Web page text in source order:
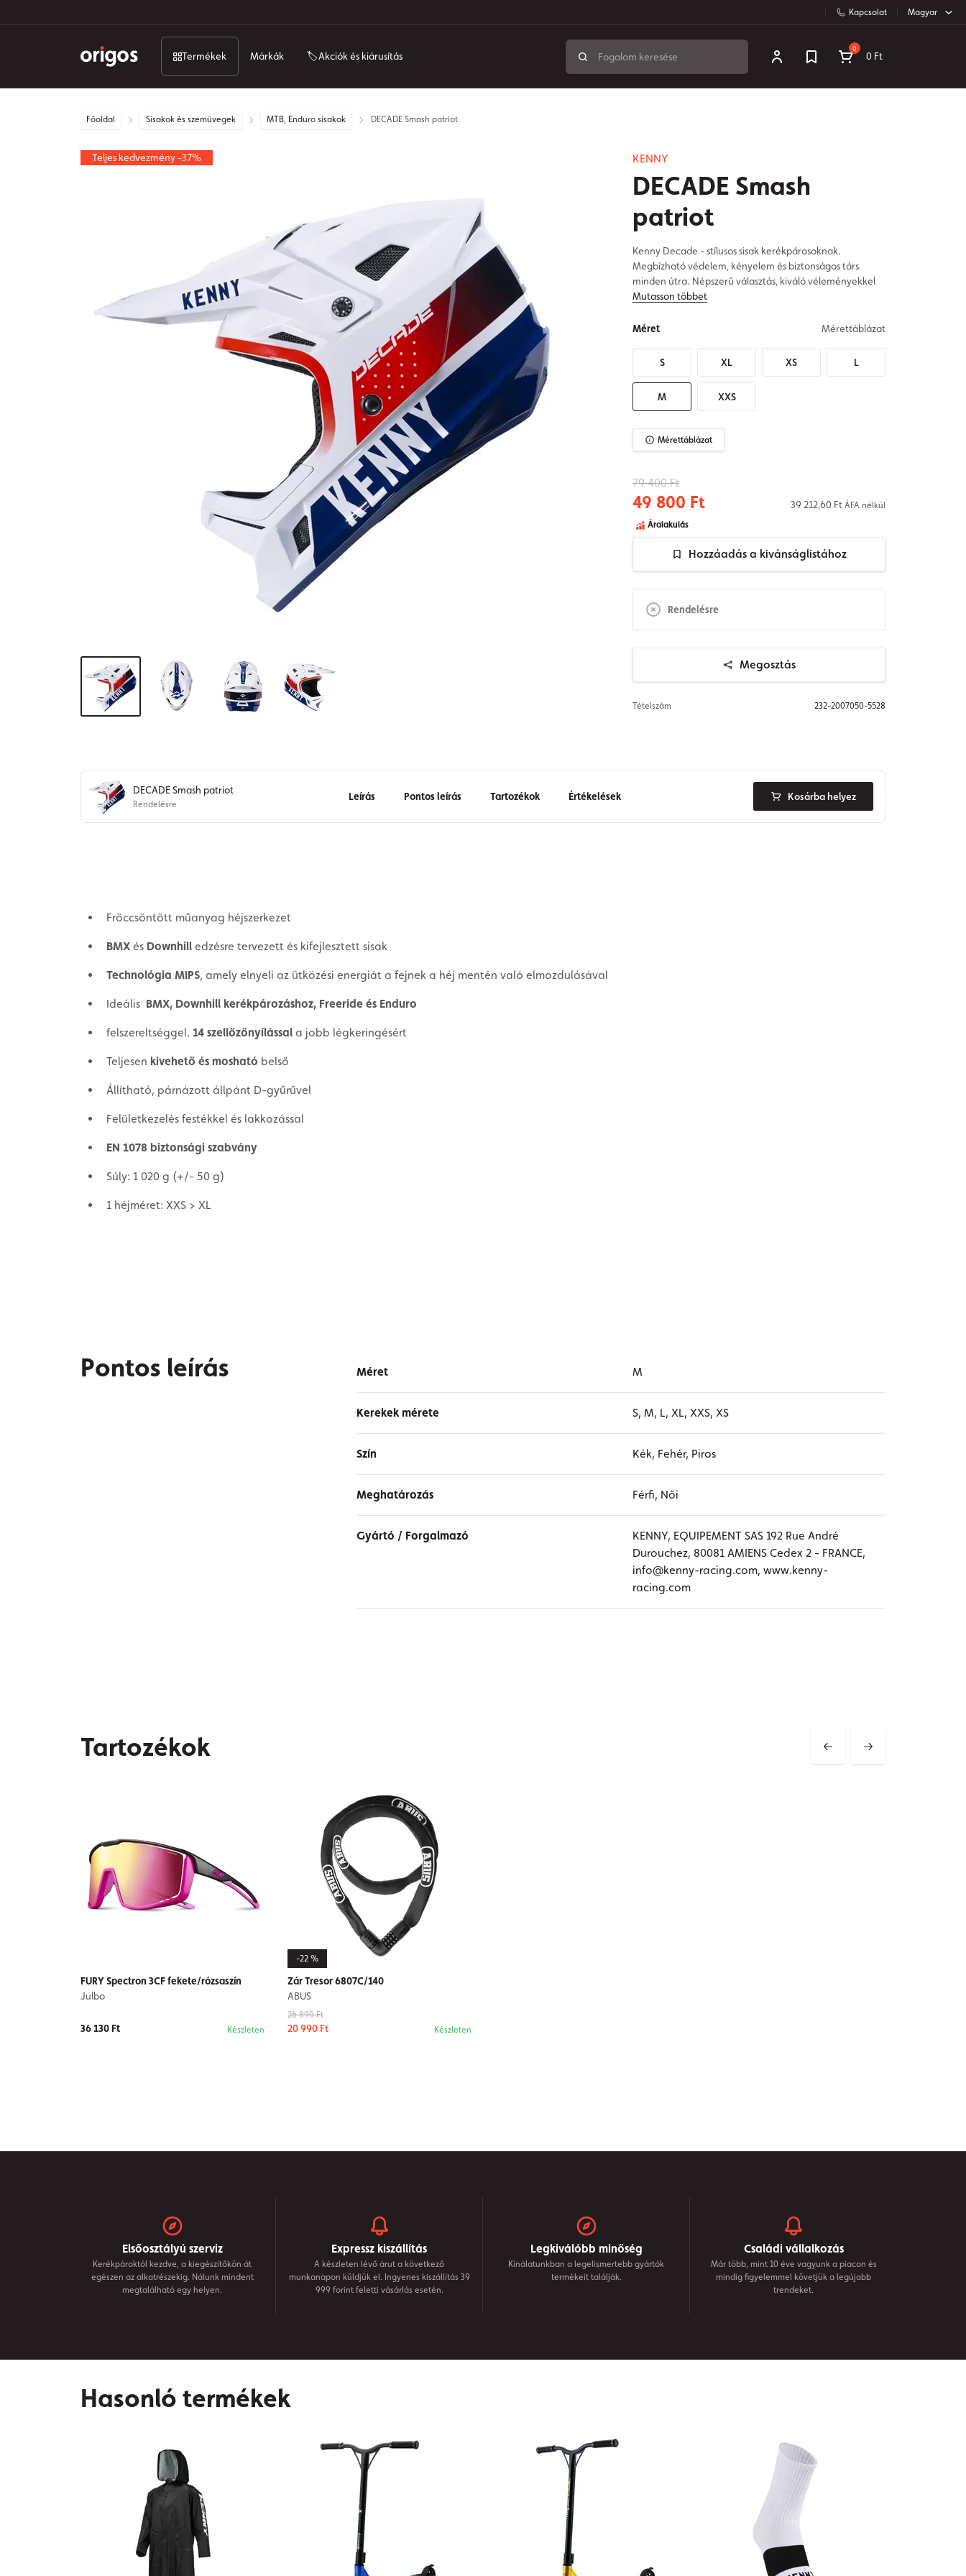
Kapcsolat Magyar
Termékek Márkák 🏷️Akciók és kiárusítás
0
0 Ft
Főoldal Sisakok és szemüvegek MTB, Enduro sisakok DECADE Smash patriot
KENNY
DECADE Smash
patriot
Kenny Decade - stílusos sisak kerékpárosoknak.
Megbízható védelem, kényelem és biztonságos társ
minden útra. Népszerű választás, kiváló véleményekkel
Mutasson többet
Teljes kedvezmény -37%
Méret Mérettáblázat
S XL XS L
M XXS
Mérettáblázat
79 400 Ft
49 800 Ft 39 212,60 Ft ÁFA nélkül
Áralakulás
Hozzáadás a kivánságlistához
Rendelésre
Megosztás
Tételszám 232-2007050-5528
DECADE Smash patriot
Rendelésre
Leírás Pontos leírás Tartozékok Értékelések Kosárba helyez
Fröccsöntött műanyag héjszerkezet
BMX és Downhill edzésre tervezett és kifejlesztett sisak
Technológia MIPS, amely elnyeli az ütközési energiát a fejnek a héj mentén való elmozdulásával
Ideális BMX, Downhill kerékpározáshoz, Freeride és Enduro
felszereltséggel. 14 szellőzőnyílással a jobb légkeringésért
Teljesen kivehető és mosható belső
Állítható, párnázott állpánt D-gyűrűvel
Felületkezelés festékkel és lakkozással
EN 1078 biztonsági szabvány
Súly: 1 020 g (+/- 50 g)
1 héjméret: XXS > XL
Pontos leírás Méret M
Kerekek mérete S, M, L, XL, XXS, XS
Szín Kék, Fehér, Piros
Meghatározás Férfi, Női
Gyártó / Forgalmazó
KENNY, EQUIPEMENT SAS 192 Rue André
Durouchez, 80081 AMIENS Cedex 2 - FRANCE,
info@kenny-racing.com, www.kenny-
racing.com
Tartozékok
FURY Spectron 3CF fekete/rózsaszín
Julbo
36 130 Ft Készleten
-22 %
Zár Tresor 6807C/140
ABUS
26 890 Ft
20 990 Ft Készleten
Elsőosztályú szerviz
Kerékpároktól kezdve, a kiegészítőkön át
egészen az alkatrészekig. Nálunk mindent
megtalálható egy helyen.
Expressz kiszállítás
A készleten lévő árut a következő
munkanapon küldjük el. Ingyenes kiszállítás 39
999 forint feletti vásárlás esetén.
Legkiválóbb minőség
Kínálatunkban a legelismertebb gyártók
termékeit találják.
Családi vállalkozás
Már több, mint 10 éve vagyunk a piacon és
mindig figyelemmel követjük a legújabb
trendeket.
Hasonló termékek